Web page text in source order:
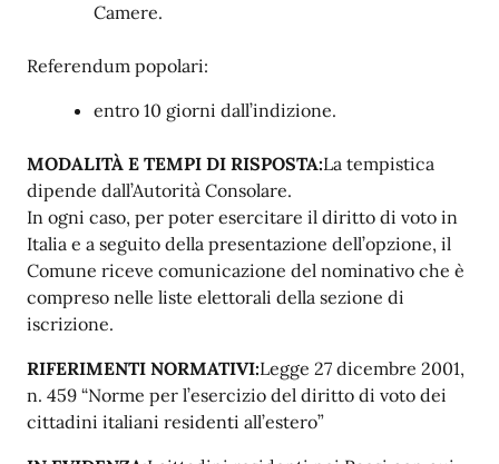
Camere.
Referendum popolari:
entro 10 giorni dall’indizione.
MODALITÀ E TEMPI DI RISPOSTA:La tempistica
dipende dall’Autorità Consolare.
In ogni caso, per poter esercitare il diritto di voto in
Italia e a seguito della presentazione dell’opzione, il
Comune riceve comunicazione del nominativo che è
compreso nelle liste elettorali della sezione di
iscrizione.
RIFERIMENTI NORMATIVI:Legge 27 dicembre 2001,
n. 459 “Norme per l’esercizio del diritto di voto dei
cittadini italiani residenti all’estero”